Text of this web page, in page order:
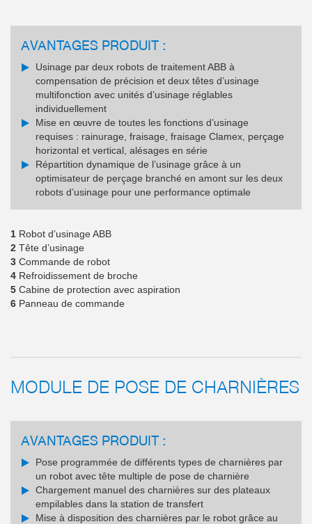
AVANTAGES PRODUIT :
Usinage par deux robots de traitement ABB à
compensation de précision et deux têtes d’usinage
multifonction avec unités d’usinage réglables
individuellement
Mise en œuvre de toutes les fonctions d’usinage
requises : rainurage, fraisage, fraisage Clamex, perçage
horizontal et vertical, alésages en série
Répartition dynamique de l’usinage grâce à un
optimisateur de perçage branché en amont sur les deux
robots d’usinage pour une performance optimale
1 Robot d’usinage ABB
2 Tête d’usinage
3 Commande de robot
4 Refroidissement de broche
5 Cabine de protection avec aspiration
6 Panneau de commande
MODULE DE POSE DE CHARNIÈRES
AVANTAGES PRODUIT :
Pose programmée de différents types de charnières par
un robot avec tête multiple de pose de charnière
Chargement manuel des charnières sur des plateaux
empilables dans la station de transfert
Mise à disposition des charnières par le robot grâce au